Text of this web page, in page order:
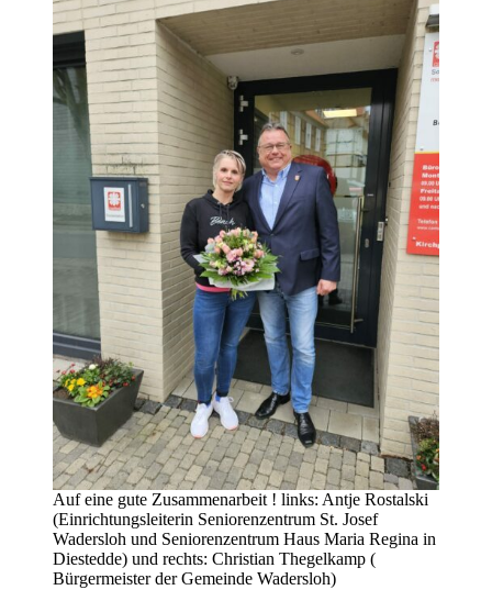
Auf eine gute Zusammenarbeit ! links: Antje Rostalski
(Einrichtungsleiterin Seniorenzentrum St. Josef
Wadersloh und Seniorenzentrum Haus Maria Regina in
Diestedde) und rechts: Christian Thegelkamp (
Bürgermeister der Gemeinde Wadersloh)